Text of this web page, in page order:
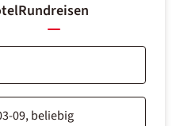
Rundreisen